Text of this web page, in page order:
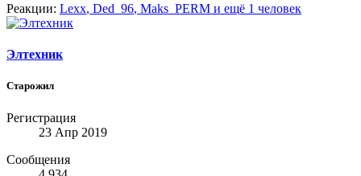
Реакции: Lexx, Ded_96, Maks_PERM и ещё 1 человек
Элтехник
Старожил
Регистрация
23 Апр 2019
Сообщения